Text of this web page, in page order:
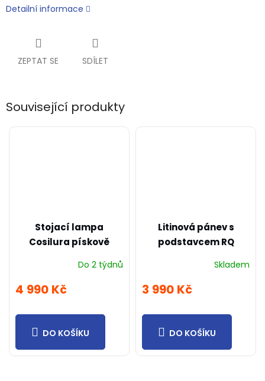
Detailní informace
ZEPTAT SE SDÍLET
Související produkty
Stojací lampa
Cosilura pískově
Do 2 týdnů
4 990 Kč
DO KOŠÍKU
Litinová pánev s
podstavcem RQ
Skladem
3 990 Kč
DO KOŠÍKU